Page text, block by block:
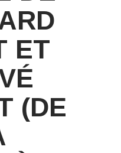
ET
(DE